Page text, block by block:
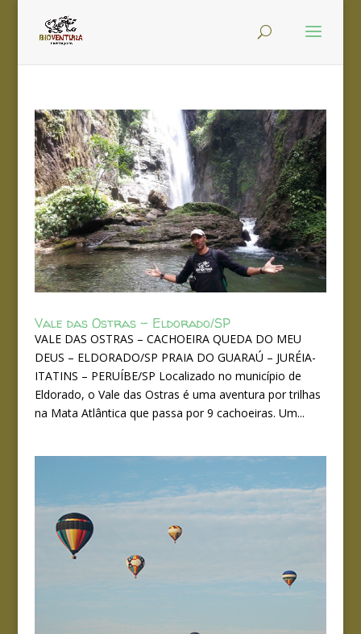
Vale das Ostras – Eldorado/SP
VALE DAS OSTRAS – CACHOEIRA QUEDA DO MEU
DEUS – ELDORADO/SP PRAIA DO GUARAÚ – JURÉIA-
ITATINS – PERUÍBE/SP Localizado no município de
Eldorado, o Vale das Ostras é uma aventura por trilhas
na Mata Atlântica que passa por 9 cachoeiras. Um...